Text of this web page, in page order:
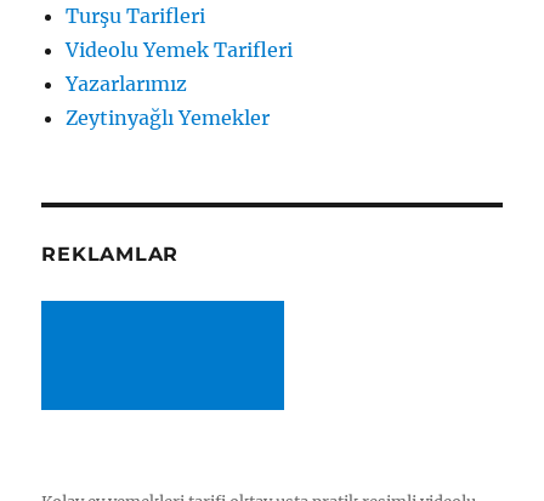
Turşu Tarifleri
Videolu Yemek Tarifleri
Yazarlarımız
Zeytinyağlı Yemekler
REKLAMLAR